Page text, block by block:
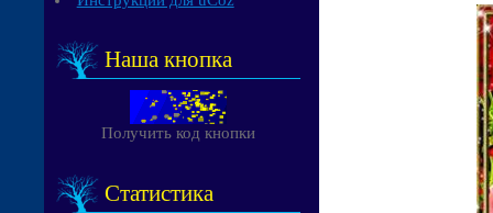
Наша кнопка
Получить код кнопки
Статистика